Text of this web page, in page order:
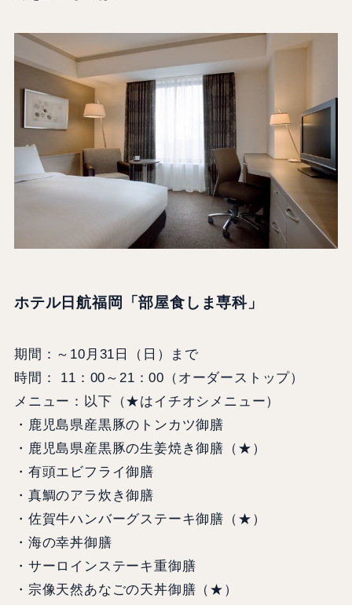
ホテル日航福岡「部屋食しま専科」
期間：～10月31日（日）まで
時間： 11：00～21：00（オーダーストップ）
メニュー：以下（★はイチオシメニュー）
・鹿児島県産黒豚のトンカツ御膳
・鹿児島県産黒豚の生姜焼き御膳（★）
・有頭エビフライ御膳
・真鯛のアラ炊き御膳
・佐賀牛ハンバーグステーキ御膳（★）
・海の幸丼御膳
・サーロインステーキ重御膳
・宗像天然あなごの天丼御膳（★）